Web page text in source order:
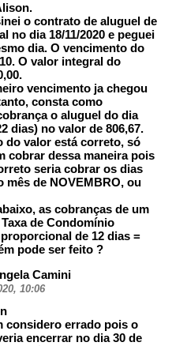
o contrato de aluguel de
no dia 18/11/2020 e peguei
dia. O vencimento do
O valor integral do
vencimento ja chegou
consta como
o aluguel do dia
dias) no valor de 806,67.
do valor está correto, só
cobrar dessa maneira pois
seria cobrar os dias
mês de NOVEMBRO, ou
as cobranças de um
de Condomínio
proporcional de 12 dias =
pode ser feito ?
Camini
10:06
considero errado pois o
encerrar no dia 30 de